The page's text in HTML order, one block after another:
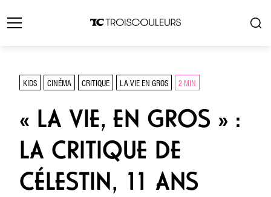
KIDS CINÉMA CRITIQUE LA VIE EN GROS 2 MIN
« LA VIE, EN GROS » :
LA CRITIQUE DE
CÉLESTIN, 11 ANS